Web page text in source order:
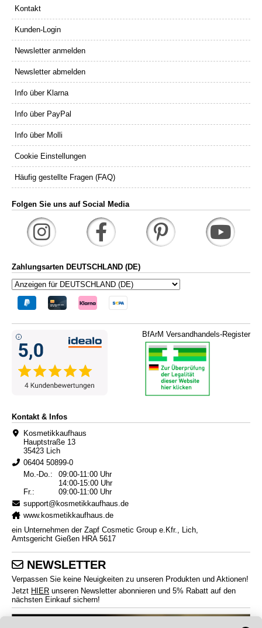
Kontakt
Kunden-Login
Newsletter anmelden
Newsletter abmelden
Info über Klarna
Info über PayPal
Info über Molli
Cookie Einstellungen
Häufig gestellte Fragen (FAQ)
Folgen Sie uns auf Social Media
Zahlungsarten DEUTSCHLAND (DE)
BfArM Versandhandels-Register
Kontakt & Infos
Kosmetikkaufhaus
Hauptstraße 13
35423 Lich
06404 50899-0
Mo.-Do.:
09:00-11:00 Uhr
14:00-15:00 Uhr
Fr.:
09:00-11:00 Uhr
support@kosmetikkaufhaus.de
www.kosmetikkaufhaus.de
ein Unternehmen der Zapf Cosmetic Group e.Kfr., Lich,
Amtsgericht Gießen HRA 5617
NEWSLETTER
Verpassen Sie keine Neuigkeiten zu unseren Produkten und Aktionen!
Jetzt HIER unseren Newsletter abonnieren und 5% Rabatt auf den
nächsten Einkauf sichern!